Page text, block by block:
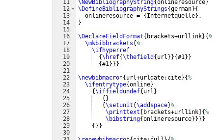
11
12
13
14
15
16
17
18
19
20
21
22
23
24
25
26
27
28
29
30
\NewBibliographyString{onlineresource}
\DefineBibliographyStrings{german}{
  onlineresource =
{ Internetquelle} ,
}
\DeclareFieldFormat{ brackets+urllink}{%
\mkbibbrackets{%
\ifhyperref
{\href{\thefield { url }}{#1}}
{#1}}}
\newbibmacro*{ url+urldate:cite}{%
\ifentrytype{online}
{\iffieldundef{ url }
{ }
{\setunit{\addspace}%
\printtext
brackets+urllink {%
\bibstring{onlineresource}}}}
{ }}